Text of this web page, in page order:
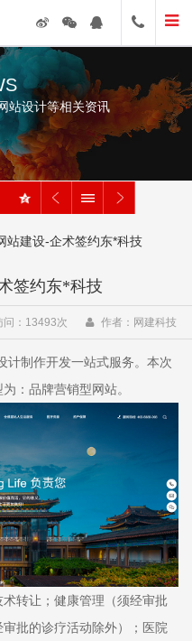
站设计等相关资讯
站建设-企术签约东*科技
签约东*科技
问： 13493次 作者：网建科技
计制作开发一站式服务。本次
：品牌营销型网站。
转让；健康管理（须经审批
批的诊疗活动除外）；医院